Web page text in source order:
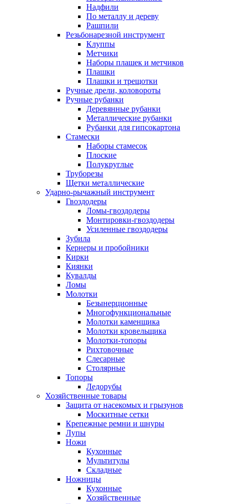
Надфили
По металлу и дереву
Рашпили
Резьбонарезной инструмент
Клуппы
Метчики
Наборы плашек и метчиков
Плашки
Плашки и трещотки
Ручные дрели, коловороты
Ручные рубанки
Деревянные рубанки
Металлические рубанки
Рубанки для гипсокартона
Стамески
Наборы стамесок
Плоские
Полукруглые
Труборезы
Щетки металлические
Ударно-рычажный инструмент
Гвоздодеры
Ломы-гвоздодеры
Монтировки-гвоздодеры
Усиленные гвоздодеры
Зубила
Кернеры и пробойники
Кирки
Киянки
Кувалды
Ломы
Молотки
Безынерционные
Многофункциональные
Молотки каменщика
Молотки кровельщика
Молотки-топоры
Рихтовочные
Слесарные
Столярные
Топоры
Ледорубы
Хозяйственные товары
Защита от насекомых и грызунов
Москитные сетки
Крепежные ремни и шнуры
Лупы
Ножи
Кухонные
Мультитулы
Складные
Ножницы
Кухонные
Хозяйственные